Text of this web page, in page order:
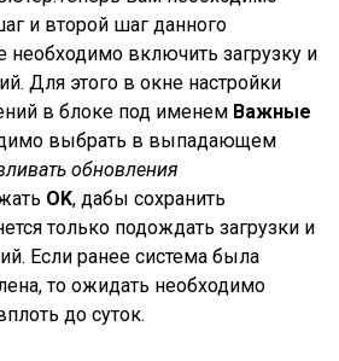
и второй шаг данного
необходимо включить загрузку и
Для этого в окне настройки
в блоке под именем Важные
выбрать в выпадающем
обновления
OK, дабы сохранить
только подождать загрузки и
Если ранее система была
то ожидать необходимо
до суток.